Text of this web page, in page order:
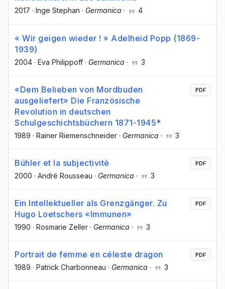
2017 · Inge Stephan · Germanica · 4
« Wir geigen wieder ! » Adelheid Popp (1869-
1939)
2004 · Eva Philippoff · Germanica · 3
«Dem Belieben von Mordbuden
ausgeliefert» Die Französische
Revolution in deutschen
Schulgeschichtsbüchern 1871-1945*
1989 · Rainer Riemenschneider · Germanica · 3
PDF
Bühler et la subjectivité
2000 · André Rousseau · Germanica · 3
PDF
Ein Intellektueller als Grenzgänger. Zu
Hugo Loetschers «Immunen»
1990 · Rosmarie Zeller · Germanica · 3
PDF
Portrait de femme en céleste dragon
1989 · Patrick Charbonneau · Germanica · 3
PDF